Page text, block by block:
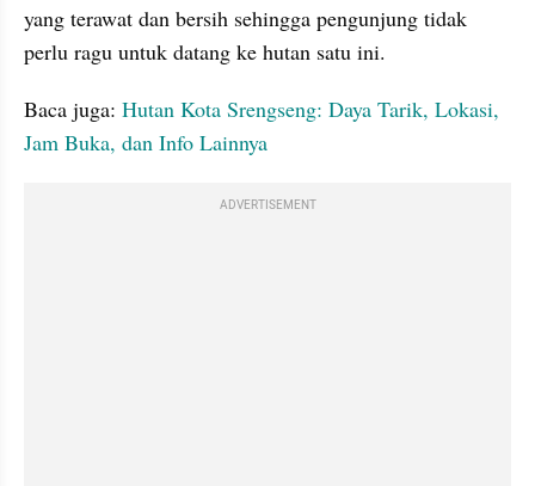
yang terawat dan bersih sehingga pengunjung tidak
perlu ragu untuk datang ke hutan satu ini.
Baca juga: Hutan Kota Srengseng: Daya Tarik, Lokasi,
Jam Buka, dan Info Lainnya
ADVERTISEMENT